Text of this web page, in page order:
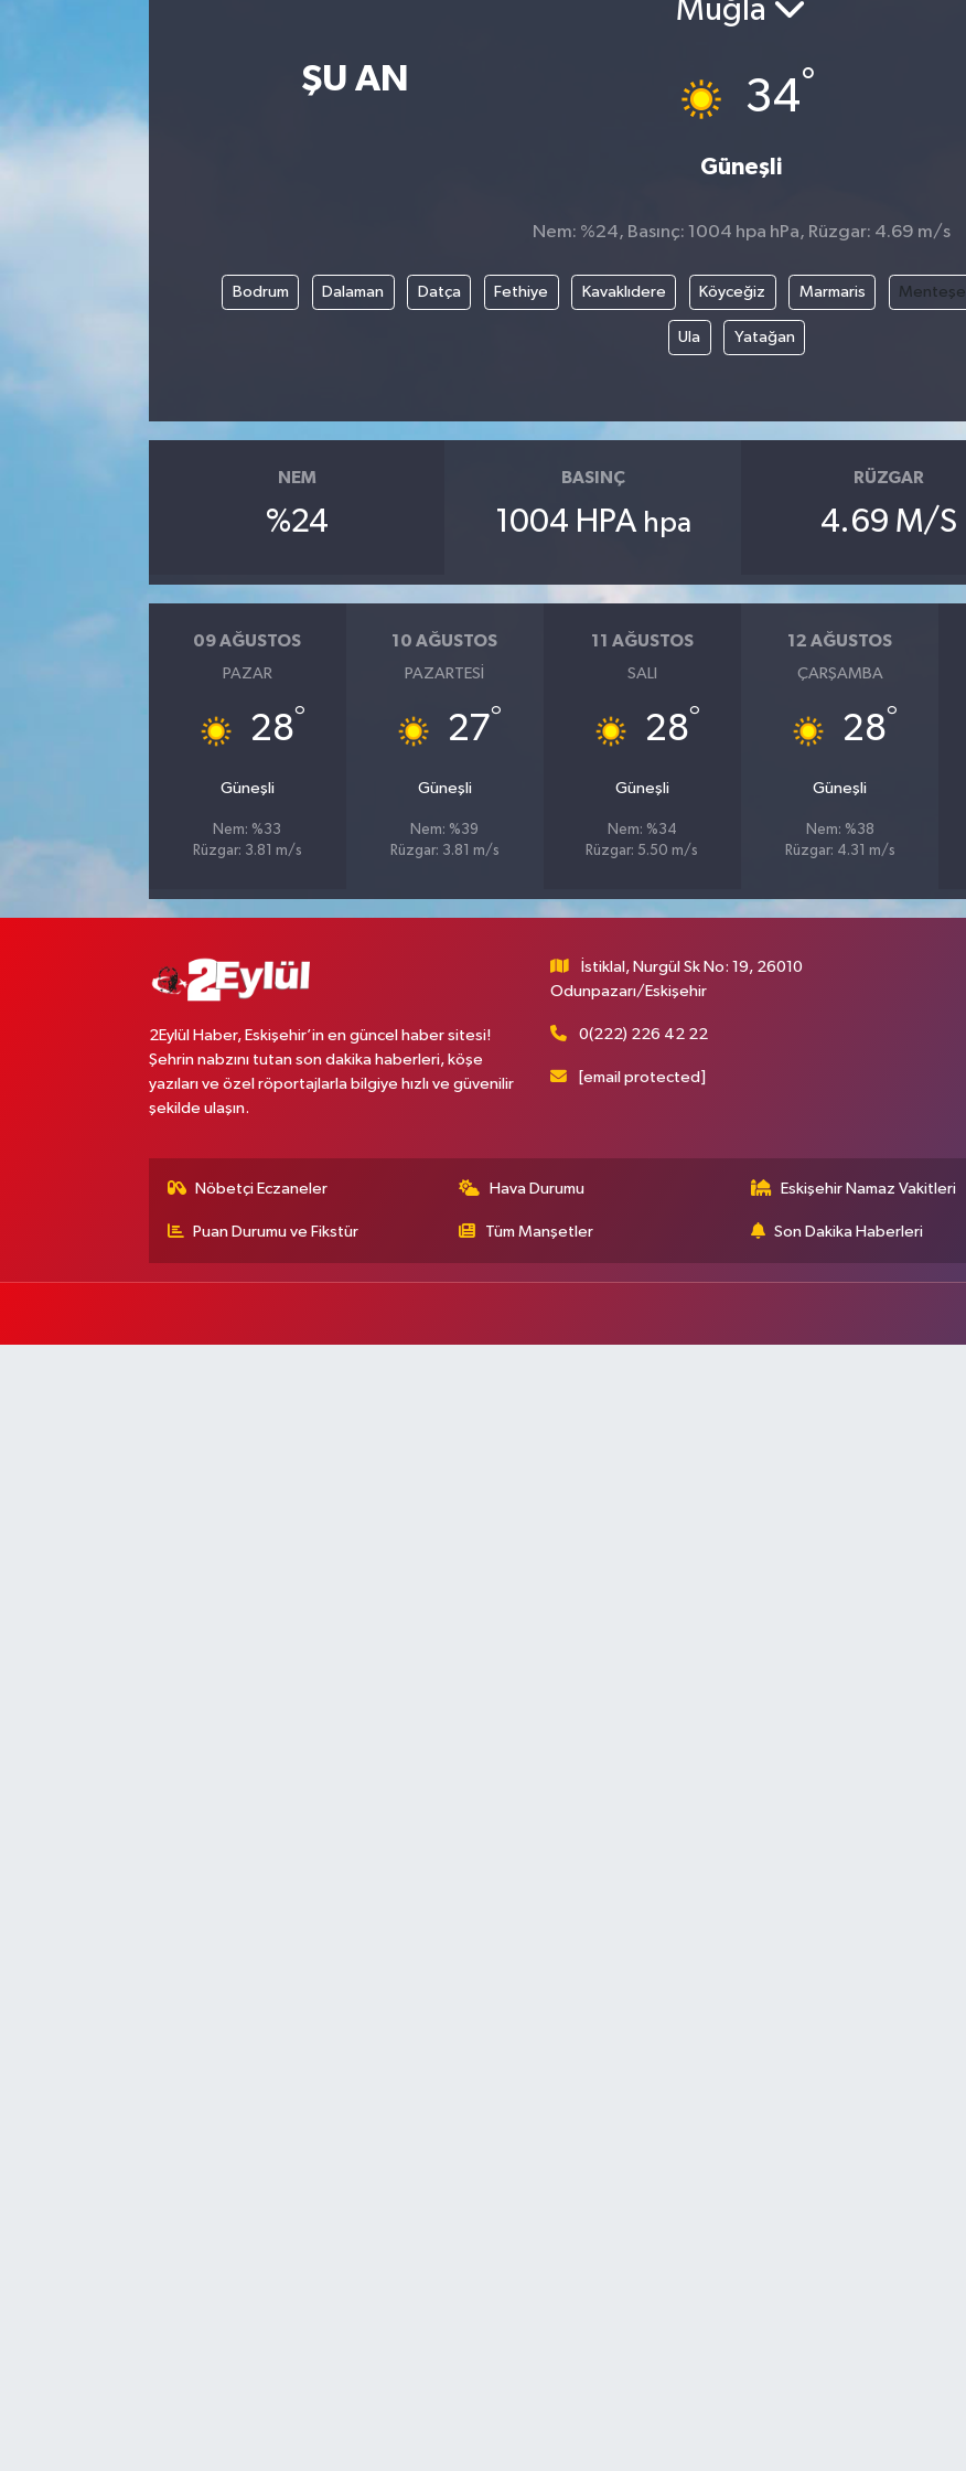
ŞU AN
Muğla
34°
Güneşli
Nem: %24, Basınç: 1004 hpa hPa, Rüzgar: 4.69 m/s
Bodrum Dalaman Datça Fethiye Kavaklıdere Köyceğiz Marmaris Menteşe
Ula Yatağan
NEM
%24
BASINÇ
1004 HPA hpa
RÜZGAR
4.69 M/S
09 AĞUSTOS
PAZAR
28°
Güneşli
Nem: %33
Rüzgar: 3.81 m/s
10 AĞUSTOS
PAZARTESI
27°
Güneşli
Nem: %39
Rüzgar: 3.81 m/s
11 AĞUSTOS
SALI
28°
Güneşli
Nem: %34
Rüzgar: 5.50 m/s
12 AĞUSTOS
ÇARŞAMBA
28°
Güneşli
Nem: %38
Rüzgar: 4.31 m/s
2Eylül Haber, Eskişehir’in en güncel haber sitesi!
Şehrin nabzını tutan son dakika haberleri, köşe
yazıları ve özel röportajlarla bilgiye hızlı ve güvenilir
şekilde ulaşın.
İstiklal, Nurgül Sk No: 19, 26010
Odunpazarı/Eskişehir
0(222) 226 42 22
[email protected]
Nöbetçi Eczaneler Hava Durumu Eskişehir Namaz Vakitleri
Puan Durumu ve Fikstür Tüm Manşetler Son Dakika Haberleri